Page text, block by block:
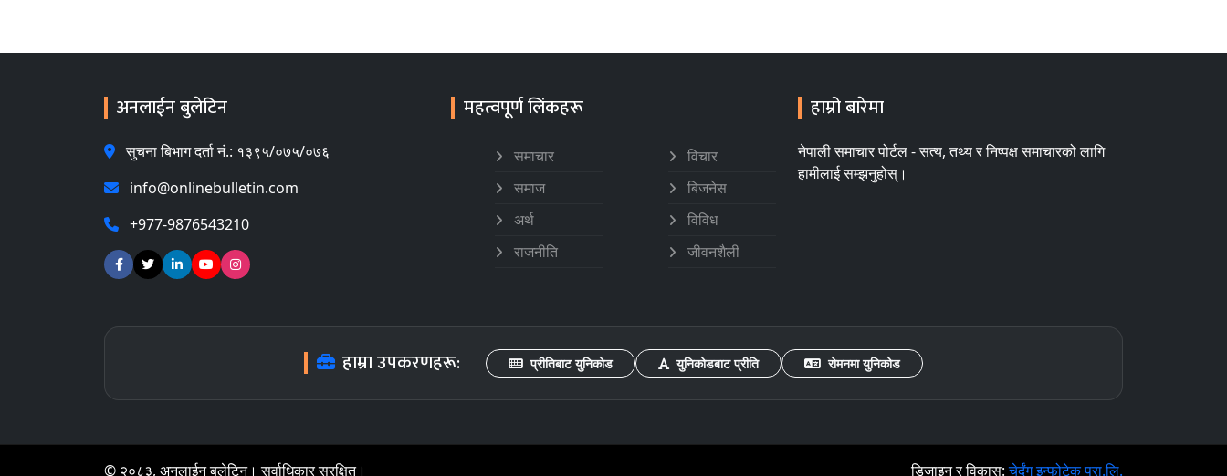
अनलाईन बुलेटिन
सुचना बिभाग दर्ता नं.: १३९५/०७५/०७६
info@onlinebulletin.com
+977-9876543210
महत्वपूर्ण लिंकहरू
समाचार
समाज
अर्थ
राजनीति
विचार
बिजनेस
विविध
जीवनशैली
हाम्रो बारेमा
नेपाली समाचार पोर्टल - सत्य, तथ्य र निष्पक्ष समाचारको लागि
हामीलाई सम्झनुहोस्।
हाम्रा उपकरणहरू: प्रीतिबाट युनिकोड युनिकोडबाट प्रीति रोमनमा युनिकोड
© २०८३, अनलाईन बुलेटिन। सर्वाधिकार सुरक्षित। डिजाइन र विकास:चेर्दुंग इन्फोटेक प्रा.लि.